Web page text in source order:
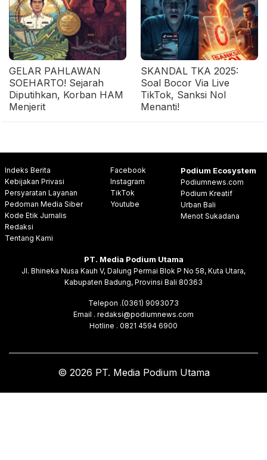
GELAR PAHLAWAN
SOEHARTO! Sejarah
Diputihkan, Korban HAM
Menjerit
SKANDAL TKA 2025:
Soal Bocor Via Live
TikTok, Sanksi Nol
Menanti!
Indeks Berita
Kebijakan Privasi
Persyaratan Layanan
Pedoman Media Siber
Kode Etik Jurnalis
Redaksi
Tentang Kami
Facebook
Instagram
TikTok
Youtube
Podium Ecosystem
Podiumnews.com
Podium Kreatif
Urban Bali
Menot Sukadana
PT. Media Podium Utama
Jl. Bhineka Nusa Kauh V, Dalung Permai Blok P No 58, Kuta Utara,
Kabupaten Badung, Provinsi Bali 80363
Telepon .(0361) 9093073
Email . redaksi@podiumnews.com
Hotline . 0821 4594 6900
© 2026 PT. Media Podium Utama